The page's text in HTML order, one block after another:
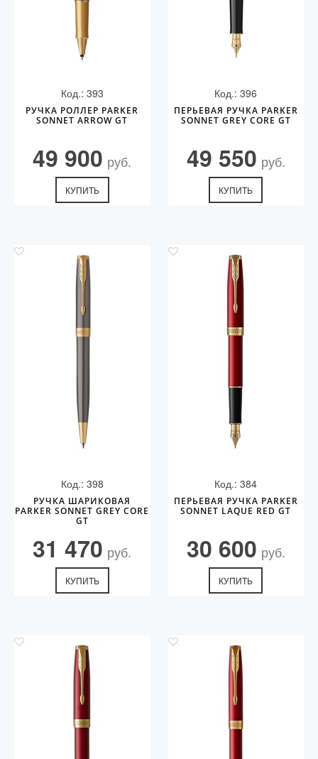
Код.: 393
РУЧКА РОЛЛЕР PARKER
SONNET ARROW GT
49 900 руб.
КУПИТЬ
Код.: 396
ПЕРЬЕВАЯ РУЧКА PARKER
SONNET GREY CORE GT
49 550 руб.
КУПИТЬ
Код.: 398
РУЧКА ШАРИКОВАЯ
PARKER SONNET GREY CORE
GT
31 470 руб.
КУПИТЬ
Код.: 384
ПЕРЬЕВАЯ РУЧКА PARKER
SONNET LAQUE RED GT
30 600 руб.
КУПИТЬ